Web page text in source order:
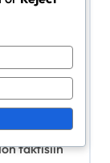
Hale
pelissä.
hän tuo
taktisiin